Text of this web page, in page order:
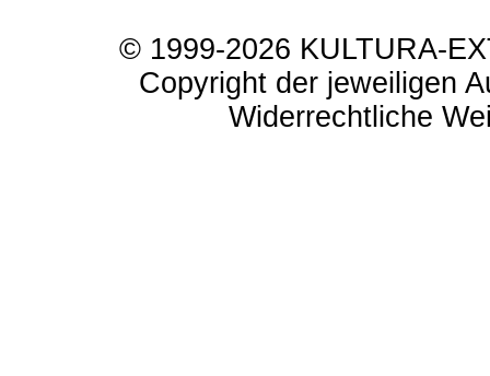
© 1999-2026 KULTURA-
Copyright der jeweiligen
Widerrechtliche